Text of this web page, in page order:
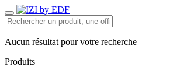
Aucun résultat pour votre recherche
Produits